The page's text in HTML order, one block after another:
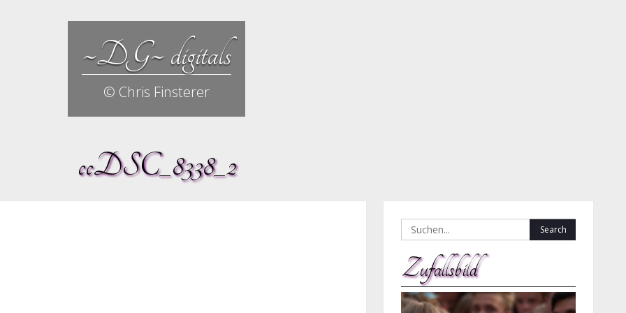
~DG~ digitals
© Chris Finsterer
ccDSC_8338_2
Search
for:
Zufallsbild